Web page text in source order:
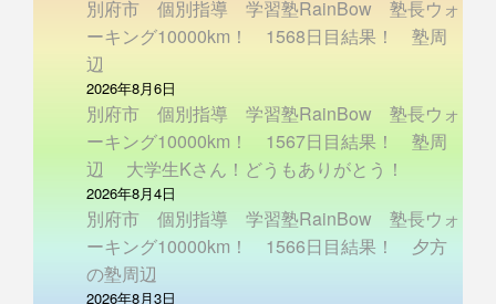
別府市 個別指導 学習塾RainBow 塾長ウォ
ーキング10000km！ 1568日目結果！ 塾周
辺
2026年8月6日
別府市 個別指導 学習塾RainBow 塾長ウォ
ーキング10000km！ 1567日目結果！ 塾周
辺 大学生Kさん！どうもありがとう！
2026年8月4日
別府市 個別指導 学習塾RainBow 塾長ウォ
ーキング10000km！ 1566日目結果！ 夕方
の塾周辺
2026年8月3日